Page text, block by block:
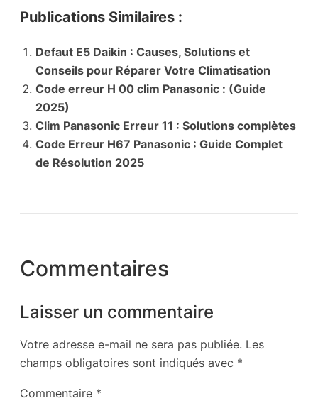
Publications Similaires :
Defaut E5 Daikin : Causes, Solutions et
Conseils pour Réparer Votre Climatisation
Code erreur H 00 clim Panasonic : (Guide
2025)
Clim Panasonic Erreur 11 : Solutions complètes
Code Erreur H67 Panasonic : Guide Complet
de Résolution 2025
Commentaires
Laisser un commentaire
Votre adresse e-mail ne sera pas publiée. Les
champs obligatoires sont indiqués avec *
Commentaire *